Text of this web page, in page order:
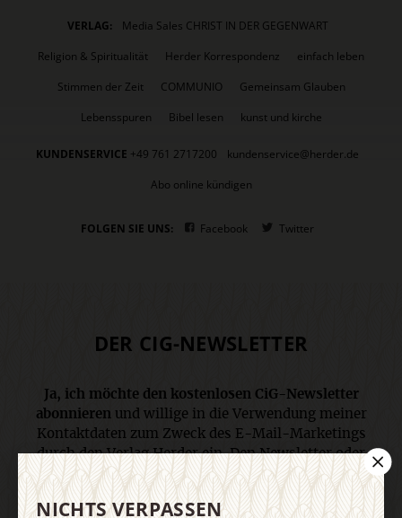
VERLAG:
Media Sales CHRIST IN DER GEGENWART
Religion & Spiritualität
Herder Korrespondenz
einfach leben
Stimmen der Zeit
COMMUNIO
Gemeinsam Glauben
Lebensspuren
Bibel lesen kunst und kirche
KUNDENSERVICE +49 761 2717200
kundenservice@herder.de
Abo online kündigen
FOLGEN SIE UNS: Facebook Twitter
DER CIG-NEWSLETTER
Ja, ich möchte den kostenlosen CiG-Newsletter
abonnieren und willige in die Verwendung meiner
Kontaktdaten zum Zweck des E-Mail-Marketings
durch den Verlag Herder ein. Den Newsletter oder
die E-Mail-Werbung kann ich jederzeit abbestellen.
Ich bin einverstanden, dass mein
personenbezogenes Nutzungsverhalten in
NICHTS VERPASSEN